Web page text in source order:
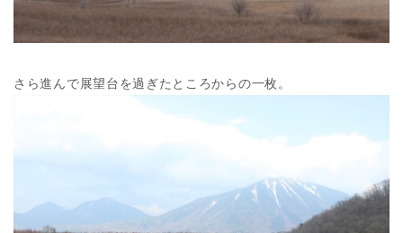
さら進んで展望台を過ぎたところからの一枚。